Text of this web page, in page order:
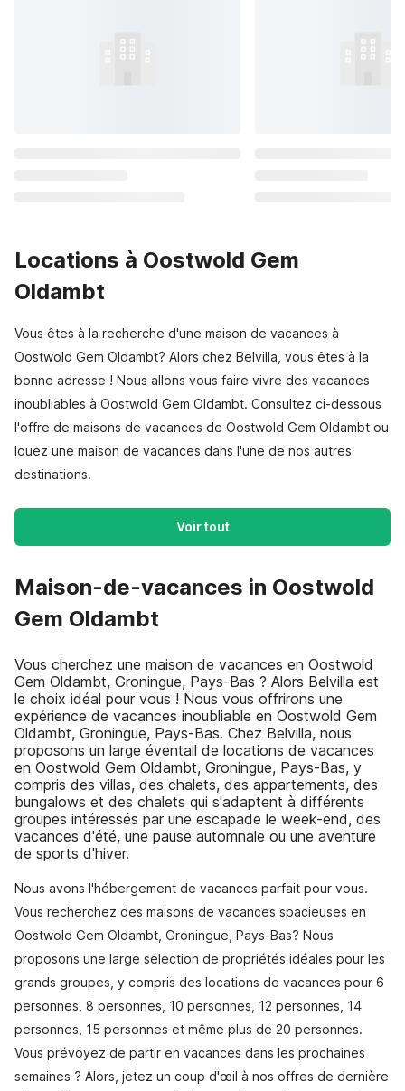
Locations à Oostwold Gem
Oldambt
Vous êtes à la recherche d'une maison de vacances à
Oostwold Gem Oldambt? Alors chez Belvilla, vous êtes à la
bonne adresse ! Nous allons vous faire vivre des vacances
inoubliables à Oostwold Gem Oldambt. Consultez ci-dessous
l'offre de maisons de vacances de Oostwold Gem Oldambt ou
louez une maison de vacances dans l'une de nos autres
destinations.
Voir tout
Maison-de-vacances in Oostwold
Gem Oldambt
Vous cherchez une maison de vacances en Oostwold
Gem Oldambt, Groningue, Pays-Bas ? Alors Belvilla est
le choix idéal pour vous ! Nous vous offrirons une
expérience de vacances inoubliable en Oostwold Gem
Oldambt, Groningue, Pays-Bas. Chez Belvilla, nous
proposons un large éventail de locations de vacances
en Oostwold Gem Oldambt, Groningue, Pays-Bas, y
compris des villas, des chalets, des appartements, des
bungalows et des chalets qui s'adaptent à différents
groupes intéressés par une escapade le week-end, des
vacances d'été, une pause automnale ou une aventure
de sports d'hiver.
Nous avons l'hébergement de vacances parfait pour vous.
Vous recherchez des maisons de vacances spacieuses en
Oostwold Gem Oldambt, Groningue, Pays-Bas? Nous
proposons une large sélection de propriétés idéales pour les
grands groupes, y compris des locations de vacances pour 6
personnes, 8 personnes, 10 personnes, 12 personnes, 14
personnes, 15 personnes et même plus de 20 personnes.
Vous prévoyez de partir en vacances dans les prochaines
semaines ? Alors, jetez un coup d'œil à nos offres de dernière